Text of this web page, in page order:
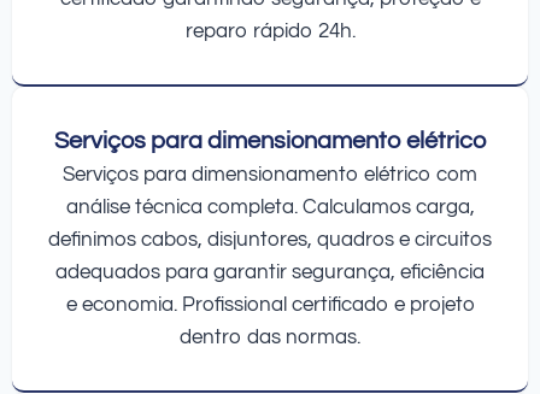
reparo rápido 24h.
Serviços para dimensionamento elétrico
Serviços para dimensionamento elétrico com
análise técnica completa. Calculamos carga,
definimos cabos, disjuntores, quadros e circuitos
adequados para garantir segurança, eficiência
e economia. Profissional certificado e projeto
dentro das normas.